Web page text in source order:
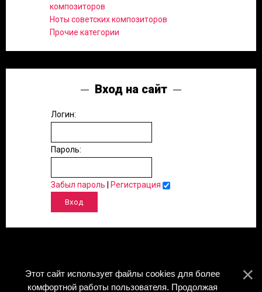
композиторов
Ноты советских композиторов
Прочие категории
Вход на сайт
Логин:
Пароль:
Забыл пароль Регистрация
Этот сайт использует файлы cookies для более
комфортной работы пользователя. Продолжая